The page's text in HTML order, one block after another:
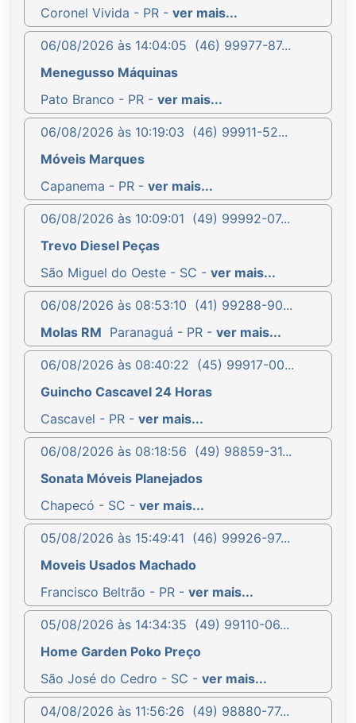
Coronel Vivida - PR - ver mais...
06/08/2026 às 14:04:05 (46) 99977-87...
Menegusso Máquinas
Pato Branco - PR - ver mais...
06/08/2026 às 10:19:03 (46) 99911-52...
Móveis Marques
Capanema - PR - ver mais...
06/08/2026 às 10:09:01 (49) 99992-07...
Trevo Diesel Peças
São Miguel do Oeste - SC - ver mais...
06/08/2026 às 08:53:10 (41) 99288-90...
Molas RM Paranaguá - PR - ver mais...
06/08/2026 às 08:40:22 (45) 99917-00...
Guincho Cascavel 24 Horas
Cascavel - PR - ver mais...
06/08/2026 às 08:18:56 (49) 98859-31...
Sonata Móveis Planejados
Chapecó - SC - ver mais...
05/08/2026 às 15:49:41 (46) 99926-97...
Moveis Usados Machado
Francisco Beltrão - PR - ver mais...
05/08/2026 às 14:34:35 (49) 99110-06...
Home Garden Poko Preço
São José do Cedro - SC - ver mais...
04/08/2026 às 11:56:26 (49) 98880-77...